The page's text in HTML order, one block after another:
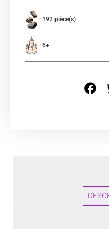
: 192 pièce(s)
: 6+